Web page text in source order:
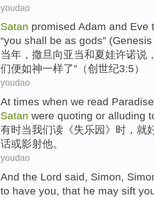
youdao
Satan promised Adam and Eve
“you shall be as gods” (Genesis
当年， 撒旦 向亚当和夏娃许诺说
们便如神一样了”（创世纪3:5）
youdao
At times when we read
Satan were quoting or alluding
有时当我们读 《失乐园》时， 就
话或影射他。
youdao
And the Lord said, Simon,
to have you, that he may sift